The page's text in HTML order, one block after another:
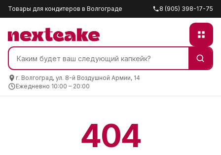
Товары для кондитеров в Волгограде 8 (905) 398-17-75
г. Волгоград, ул. 8-й Воздушной Армии, 14
Ежедневно 10:00 – 20:00
404